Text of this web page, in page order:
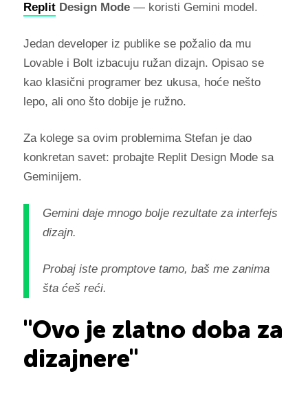
ReplitDesign Mode— koristi Gemini model.
Jedan developer iz publike se požalio da mu
Lovable i Bolt izbacuju ružan dizajn. Opisao se
kao klasični programer bez ukusa, hoće nešto
lepo, ali ono što dobije je ružno.
Za kolege sa ovim problemima Stefan je dao
konkretan savet: probajte Replit Design Mode sa
Geminijem.
Gemini daje mnogo bolje rezultate za interfejs
dizajn.
Probaj iste promptove tamo, baš me zanima
šta ćeš reći.
"Ovo je zlatno doba za
dizajnere"